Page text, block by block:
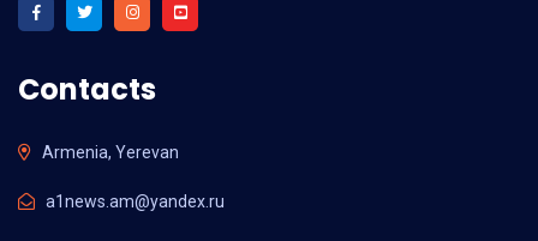
Contacts
Armenia, Yerevan
a1news.am@yandex.ru